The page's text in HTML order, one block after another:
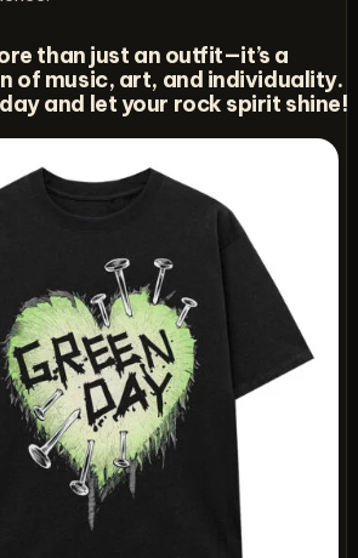
than just an outfit—it’s a
of music, art, and individuality.
and let your rock spirit shine!